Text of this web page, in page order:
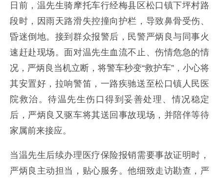
日前，温先生骑摩托车行经梅县区松口镇下坪村路
段时，因雨天路滑失控撞向护栏，导致鼻骨受伤、
昏迷倒地。接到群众报警后，民警严炳良与同事火
速赶赴现场。面对温先生血流不止、伤情危急的情
况，严炳良当机立断，将警车秒变“救护车”，小心将
其安置好，拉响警笛，一路疾驰送至松口镇人民医
院救治。待温先生伤口得到妥善处理、情况稳定
后，严炳良又驱车将其送回事故现场，并陪伴等待
家属前来接应。
当温先生后续办理医疗保险报销需要事故证明时，
严炳良主动担当，贴心服务。他细致走访勘查，严